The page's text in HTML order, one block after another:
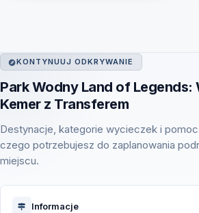
KONTYNUUJ ODKRYWANIE
Park Wodny Land of Legends:
Kemer z Transferem
Destynacje, kategorie wycieczek i
czego potrzebujesz do zaplanowania
miejscu.
Informacje